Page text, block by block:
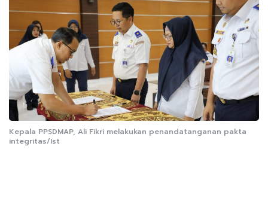
Kepala PPSDMAP, Ali Fikri melakukan penandatanganan pakta
integritas/Ist